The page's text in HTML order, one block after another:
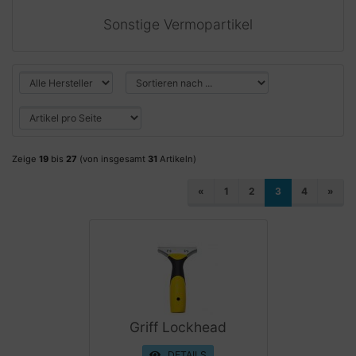
Sonstige Vermopartikel
Zeige 19 bis 27 (von insgesamt 31 Artikeln)
« 1 2 3 4 »
Griff Lockhead